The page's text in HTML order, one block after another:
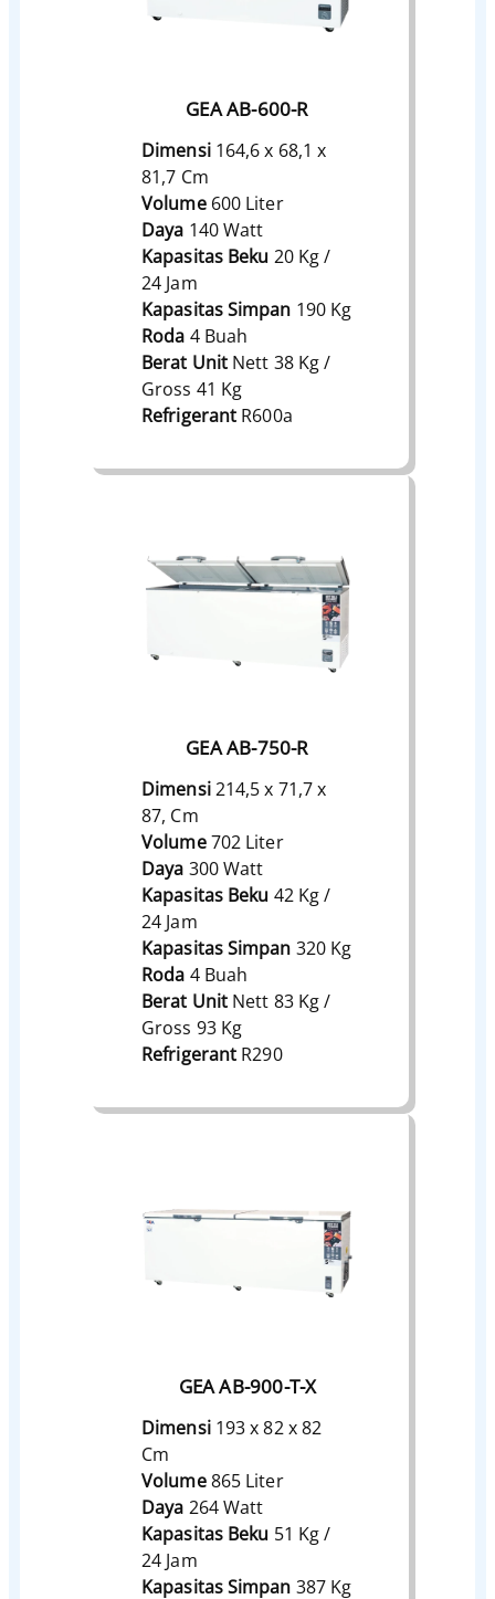
GEA AB-600-R
Dimensi 164,6 x 68,1 x
81,7 Cm
Volume 600 Liter
Daya 140 Watt
Kapasitas Beku 20 Kg /
24 Jam
Kapasitas Simpan 190 Kg
Roda 4 Buah
Berat Unit Nett 38 Kg /
Gross 41 Kg
Refrigerant R600a
GEA AB-750-R
Dimensi214,5 x 71,7 x
87, Cm
Volume702 Liter
Daya 300 Watt
Kapasitas Beku 42 Kg /
24 Jam
Kapasitas Simpan 320 Kg
Roda 4 Buah
Berat Unit Nett 83 Kg /
Gross 93 Kg
Refrigerant R290
GEA AB-900-T-X
Dimensi 193 x 82 x 82
Cm
Volume865 Liter
Daya 264 Watt
Kapasitas Beku 51 Kg /
24 Jam
Kapasitas Simpan 387 Kg